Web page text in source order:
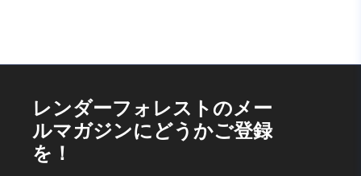
レンダーフォレストのメー
ルマガジンにどうかご登録
を！